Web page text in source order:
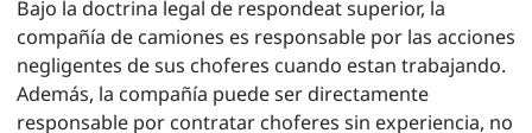
Bajo la doctrina legal de respondeat superior, la
compañía de camiones es responsable por las acciones
negligentes de sus choferes cuando estan trabajando.
Además, la compañía puede ser directamente
responsable por contratar choferes sin experiencia, no